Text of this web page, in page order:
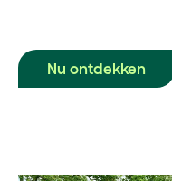
Nu ontdekken